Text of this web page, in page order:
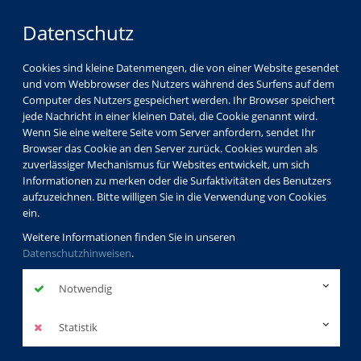
Datenschutz
Cookies sind kleine Datenmengen, die von einer Website gesendet
und vom Webbrowser des Nutzers während des Surfens auf dem
Computer des Nutzers gespeichert werden. Ihr Browser speichert
jede Nachricht in einer kleinen Datei, die Cookie genannt wird.
Wenn Sie eine weitere Seite vom Server anfordern, sendet Ihr
Browser das Cookie an den Server zurück. Cookies wurden als
zuverlässiger Mechanismus für Websites entwickelt, um sich
Informationen zu merken oder die Surfaktivitäten des Benutzers
aufzuzeichnen. Bitte willigen Sie in die Verwendung von Cookies
ein.
Weitere Informationen finden Sie in unseren
Datenschutzhinweisen.
Notwendig
Statistik